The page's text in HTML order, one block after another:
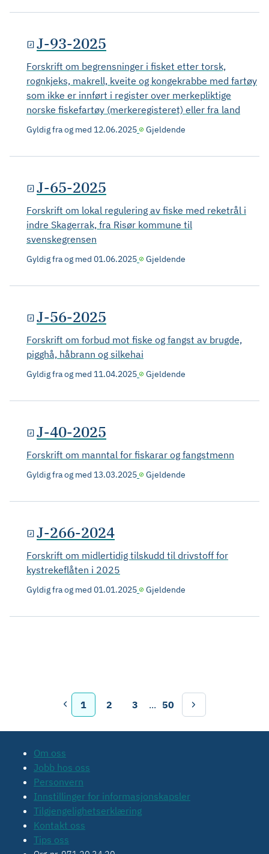
J-93-2025
Forskrift om begrensninger i fisket etter torsk,
rognkjeks, makrell, kveite og kongekrabbe med fartøy
som ikke er innført i register over merkepliktige
norske fiskefartøy (merkeregisteret) eller fra land
Gyldig fra og med 12.06.2025 Gjeldende
J-65-2025
Forskrift om lokal regulering av fiske med reketrål i
indre Skagerrak, fra Risør kommune til
svenskegrensen
Gyldig fra og med 01.06.2025 Gjeldende
J-56-2025
Forskrift om forbud mot fiske og fangst av brugde,
pigghå, håbrann og silkehai
Gyldig fra og med 11.04.2025 Gjeldende
J-40-2025
Forskrift om manntal for fiskarar og fangstmenn
Gyldig fra og med 13.03.2025 Gjeldende
J-266-2024
Forskrift om midlertidig tilskudd til drivstoff for
kystrekeflåten i 2025
Gyldig fra og med 01.01.2025 Gjeldende
1 2 3 ... 50
Om oss
Jobb hos oss
Personvern
Innstillinger for informasjonskapsler
Tilgjengelighetserklæring
Kontakt oss
Tips oss